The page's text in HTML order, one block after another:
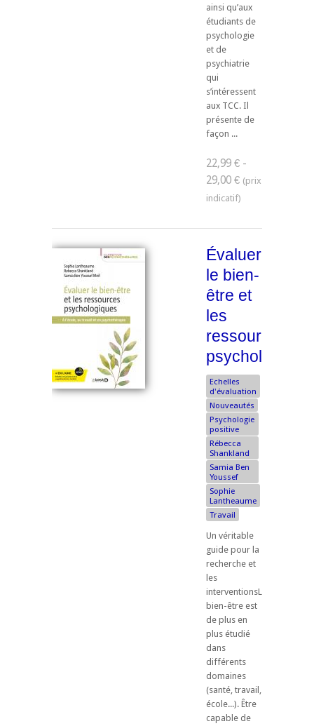
ainsi qu’aux
étudiants de
psychologie
et de
psychiatrie
qui
s’intéressent
aux TCC. Il
présente de
façon ...
22,99 € -
29,00 €
Évaluer
le bien-
être et
les
ressources
Echelles
d'évaluation
Nouveautés
Psychologie
positive
Rébecca
Shankland
Samia Ben
Youssef
Sophie
Lantheaume
Travail
Un véritable
guide pour la
recherche et
les
interventionsLe
bien-être est
de plus en
plus étudié
dans
différents
domaines
(santé, travail,
école...). Être
capable de